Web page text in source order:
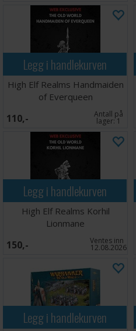
Legg i handlekurven
High Elf Realms Handmaiden
of Everqueen
110,- Antall på
lager:1
Legg i handlekurven
High Elf Realms Korhil
Lionmane
150,- Ventes inn
12.08.2026
Legg i handlekurven